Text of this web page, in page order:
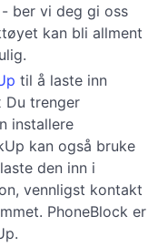
ber vi deg gi oss
kan bli allment
til å laste inn
Du trenger
installere
kan også bruke
den inn i
vennligst kontakt
PhoneBlock er